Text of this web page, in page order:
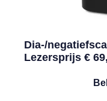
Dia-/
Lezersprijs €